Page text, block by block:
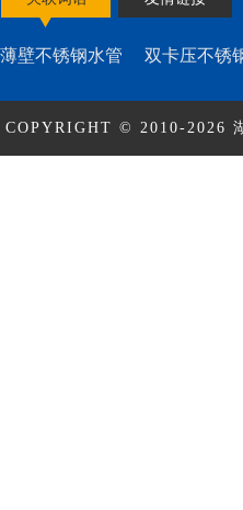
薄壁不锈钢水管 双卡压不锈
COPYRIGHT © 2010-2026